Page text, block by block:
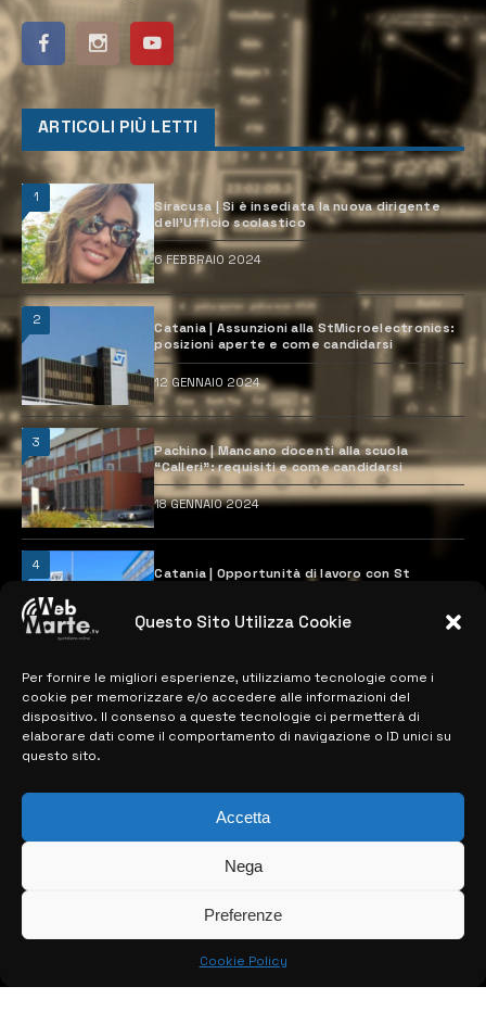
Questo Sito Utilizza Cookie
Per fornire le migliori esperienze, utilizziamo tecnologie come i
cookie per memorizzare e/o accedere alle informazioni del
dispositivo. Il consenso a queste tecnologie ci permetterà di
elaborare dati come il comportamento di navigazione o ID unici su
questo sito.
Accetta
Nega
Preferenze
Cookie Policy
ARTICOLI PIÙ LETTI
1
Siracusa | Si è insediata la nuova dirigente
dell’Ufficio scolastico
6 FEBBRAIO 2024
2
Catania | Assunzioni alla StMicroelectronics:
posizioni aperte e come candidarsi
12 GENNAIO 2024
3
Pachino | Mancano docenti alla scuola
“Calleri”: requisiti e come candidarsi
18 GENNAIO 2024
4
Catania | Opportunità di lavoro con St
28 MARZO 2024
MAPPA DEL SITO
> NOTIZIE
> CONTATTI